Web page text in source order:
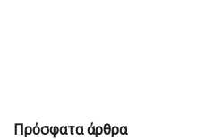
Πρόσφατα άρθρα